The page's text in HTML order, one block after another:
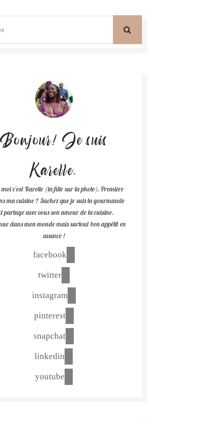
Bonjour! Je suis
Karelle.
c'est Karelle (la fille sur la photo). Première
ma cuisine ? Sachez que je suis la gourmande
partage avec vous son amour de la cuisine.
dans mon monde mais surtout bon appétit en
avance !
facebook
twitter
instagram
pinterest
snapchat
linkedin
youtube